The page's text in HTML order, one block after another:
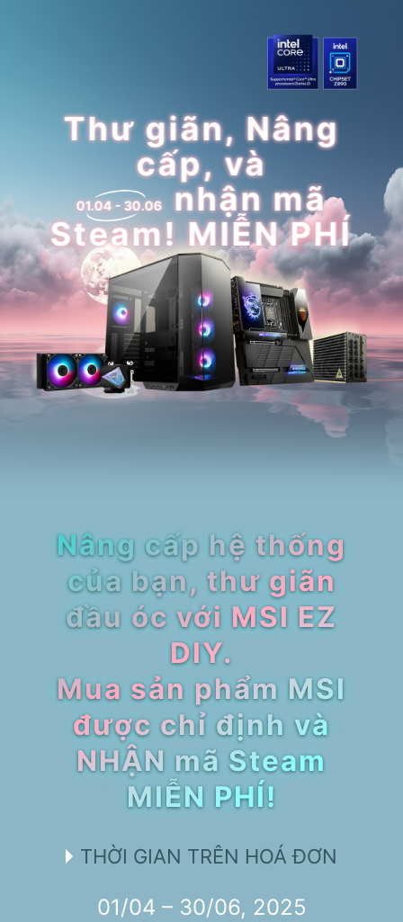
Thư giãn, Nâng
cấp, và
01.04 - 30.06 nhận mã
Steam! MIỄN PHÍ
Nâng cấp hệ thống
của bạn, thư giãn
đầu óc với MSI EZ
DIY.
Mua sản phẩm MSI
được chỉ định và
NHẬN mã Steam
MIỄN PHÍ!
THỜI GIAN TRÊN HOÁ ĐƠN
01/04 – 30/06, 2025